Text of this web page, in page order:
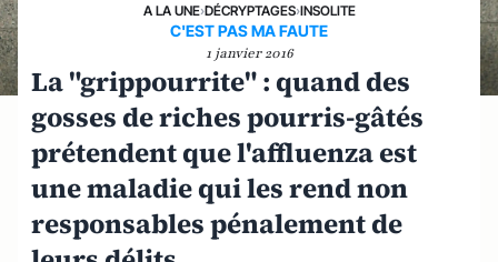
A LA UNE›DÉCRYPTAGES›INSOLITE
C'EST PAS MA FAUTE
1 janvier 2016
La "grippourrite" : quand des
gosses de riches pourris-gâtés
prétendent que l'affluenza est
une maladie qui les rend non
responsables pénalement de